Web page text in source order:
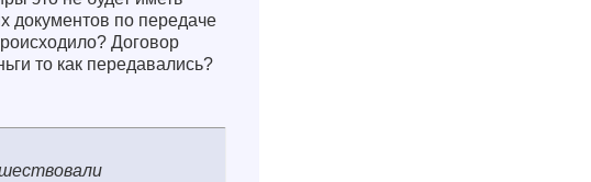
документов по передаче
Договор
то как передавались?